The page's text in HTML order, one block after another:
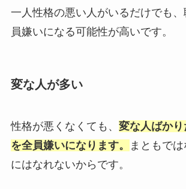
一人性格の悪い人がいるだけでも
員嫌いになる可能性が高いです。
変な人が多い
性格が悪くなくても、 変な人ばか
を全員嫌いになります。
まともで
にはなれないからです。